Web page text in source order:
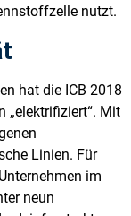
nutzt.
hat die ICB 2018
„elektrifiziert“. Mit
Linien. Für
im
neun